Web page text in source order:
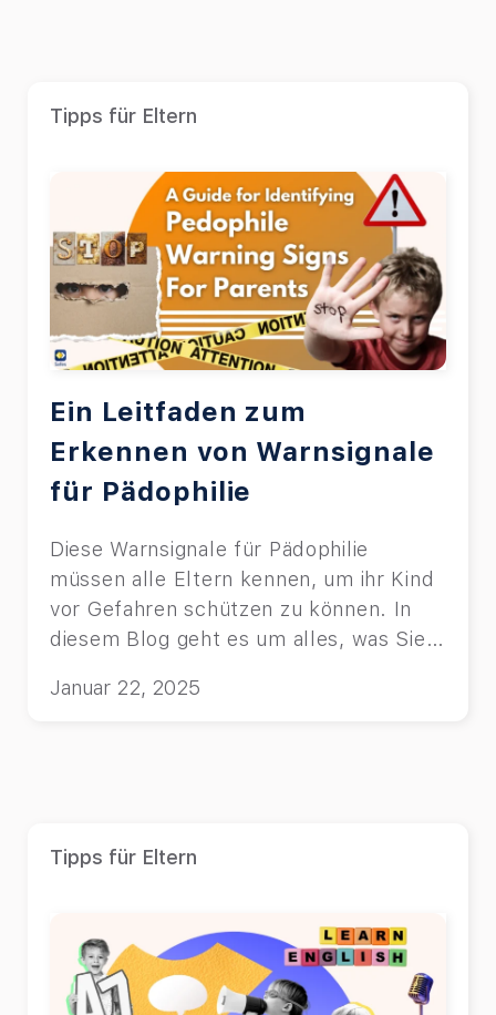
Tipps für Eltern
Ein Leitfaden zum
Erkennen von Warnsignale
für Pädophilie
Diese Warnsignale für Pädophilie
müssen alle Eltern kennen, um ihr Kind
vor Gefahren schützen zu können. In
diesem Blog geht es um alles, was Sie
Januar 22, 2025
Tipps für Eltern